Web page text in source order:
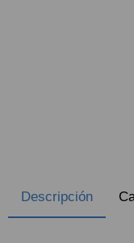
Descripción